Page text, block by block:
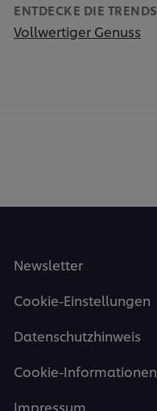
ENTDECKE DIE TRENDS
Vollwertiger Genuss
Newsletter
Cookie-Einstellungen
Datenschutzhinweis
Cookie-Informationen
Impressum